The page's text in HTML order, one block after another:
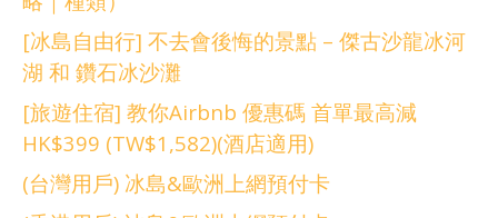
[冰島自由行] 不去會後悔的景點 – 傑古沙龍冰河
湖 和 鑽石冰沙灘
[旅遊住宿] 教你Airbnb 優惠碼 首單最高減
HK$399 (TW$1,582)(酒店適用)
(台灣用戶) 冰島&歐洲上網預付卡